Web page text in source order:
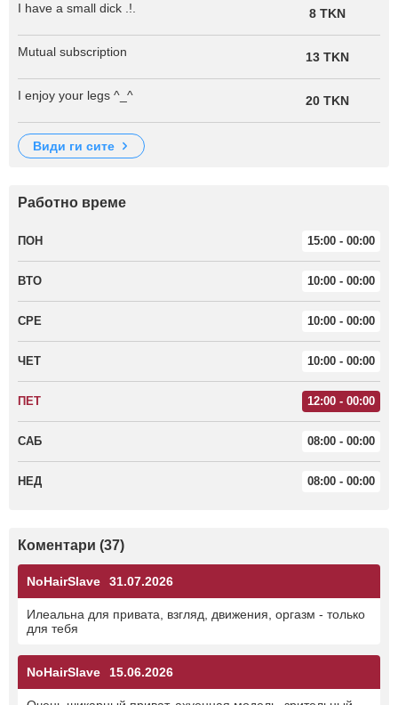
I have a small dick .!. 8 TKN
Mutual subscription 13 TKN
I enjoy your legs ^_^ 20 TKN
види ги сите
Работно време
ПОН 15:00 - 00:00
ВТО 10:00 - 00:00
СРЕ 10:00 - 00:00
ЧЕТ 10:00 - 00:00
ПЕТ 12:00 - 00:00
САБ 08:00 - 00:00
НЕД 08:00 - 00:00
Коментари (37)
NoHairSlave 31.07.2026
Илеальна для привата, взгляд, движения, оргазм - только
для тебя
NoHairSlave 15.06.2026